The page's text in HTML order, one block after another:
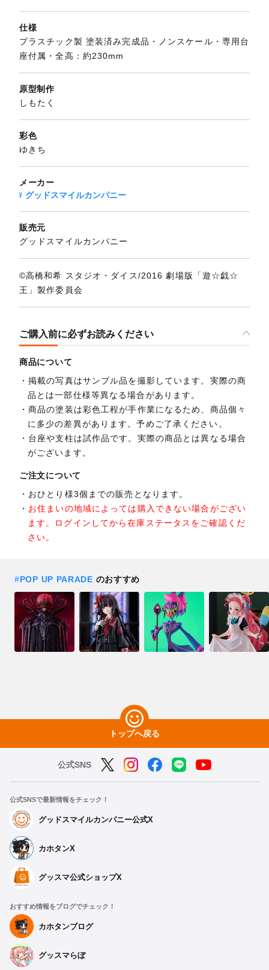
仕様
プラスチック製 塗装済み完成品・ノンスケール・専用台
座付属・全高：約230mm
原型制作
しもたく
彩色
ゆきち
メーカー
グッドスマイルカンパニー
販売元
グッドスマイルカンパニー
©高橋和希 スタジオ・ダイス/2016 劇場版「遊☆戯☆
王」製作委員会
ご購入前に必ずお読みください
商品について
掲載の写真はサンプル品を撮影しています。実際の商
品とは一部仕様等異なる場合があります。
商品の塗装は彩色工程が手作業になるため、商品個々
に多少の差異があります。予めご了承ください。
台座や支柱は試作品です。実際の商品とは異なる場合
がございます。
ご注文について
おひとり様3個までの販売となります。
お住まいの地域によっては購入できない場合がござい
ます。ログインしてから在庫ステータスをご確認くだ
さい。
#POP UP PARADE のおすすめ
トップへ戻る
公式SNS
公式SNSで最新情報をチェック！
グッドスマイルカンパニー公式X
カホタンX
グッスマ公式ショップX
おすすめ情報をブログでチェック！
カホタンブログ
グッスマらぼ